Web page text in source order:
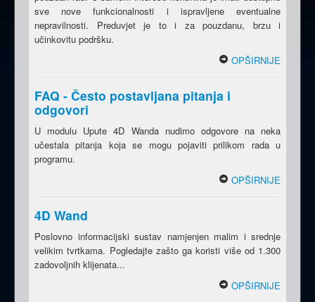
sve nove funkcionalnosti i ispravljene eventualne
nepravilnosti. Preduvjet je to i za pouzdanu, brzu i
učinkovitu podršku.
OPŠIRNIJE
FAQ - Često postavljana pitanja i
odgovori
U modulu Upute 4D Wanda nudimo odgovore na neka
učestala pitanja koja se mogu pojaviti prilikom rada u
programu.
OPŠIRNIJE
4D Wand
Poslovno informacijski sustav namjenjen malim i srednje
velikim tvrtkama. Pogledajte zašto ga koristi više od 1.300
zadovoljnih klijenata...
OPŠIRNIJE